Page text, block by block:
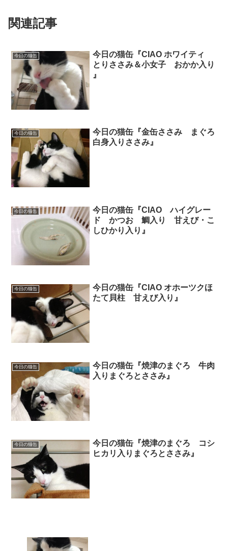
関連記事
今日の猫缶
今日の猫缶『CIAO ホワイティ
とりささみ＆小女子 おかか入り
』
今日の猫缶
今日の猫缶『金缶ささみ まぐろ
白身入りささみ』
今日の猫缶
今日の猫缶『CIAO ハイグレー
ド かつお 鯛入り 甘えび・こ
しひかり入り』
今日の猫缶
今日の猫缶『CIAO オホーツクほ
たて貝柱 甘えび入り』
今日の猫缶
今日の猫缶『焼津のまぐろ 牛肉
入りまぐろとささみ』
今日の猫缶
今日の猫缶『焼津のまぐろ コシ
ヒカリ入りまぐろとささみ』